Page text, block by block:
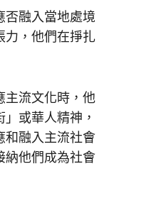
融入當地處境
力，他們在掙扎
流文化時，他
或華人精神，
和融入主流社會
納他們成為社會